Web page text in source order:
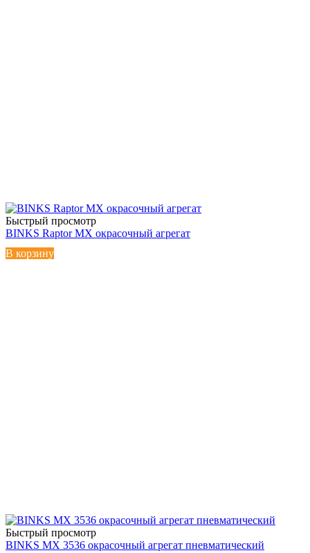
Быстрый просмотр
BINKS Raptor MX окрасочный агрегат
В корзину
Быстрый просмотр
BINKS MX 3536 окрасочный агрегат пневматический